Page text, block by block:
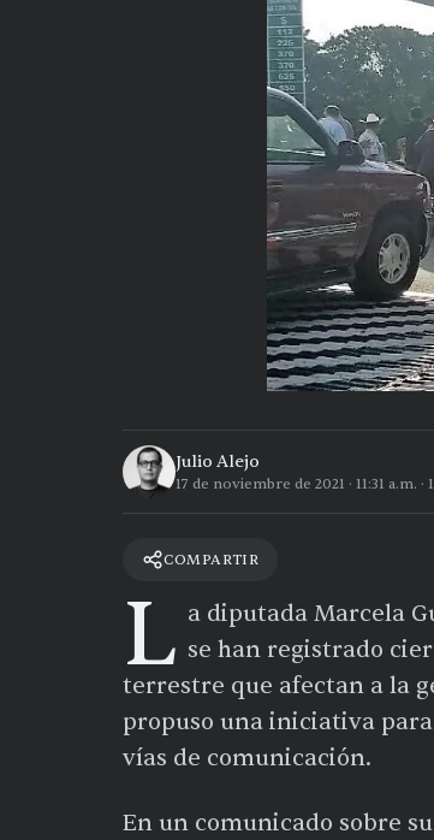
Julio Alejo
17 de noviembre de 2021 · 11:31 a.m. · 1
COMPARTIR
L a diputada Marcela
se han registrado
terrestre que afectan a la
propuso una iniciativa
vías de comunicación.
En un comunicado sobre